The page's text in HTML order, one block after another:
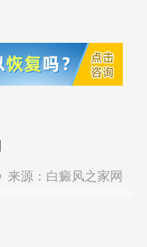
来源： 白癜风之家网